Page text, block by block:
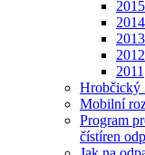
2015
2014
2013
2012
2011
Hrobčický
Mobilní
Program
čístíren